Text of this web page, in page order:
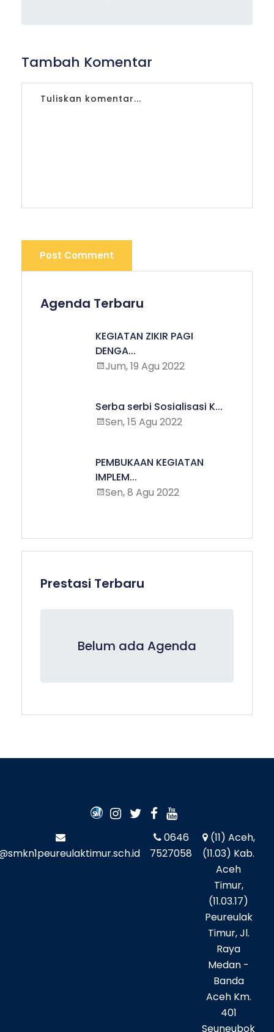
Tambah Komentar
Post Comment
Agenda Terbaru
KEGIATAN ZIKIR PAGI
DENGA...
Jum, 19 Agu 2022
Serba serbi Sosialisasi K...
Sen, 15 Agu 2022
PEMBUKAAN KEGIATAN
IMPLEM...
Sen, 8 Agu 2022
Prestasi Terbaru
Belum ada Agenda
0646
7527058
(11) Aceh,
(11.03) Kab.
Aceh
Timur,
(11.03.17)
Peureulak
Timur, Jl.
Raya
Medan -
Banda
Aceh Km.
401
Seuneubok